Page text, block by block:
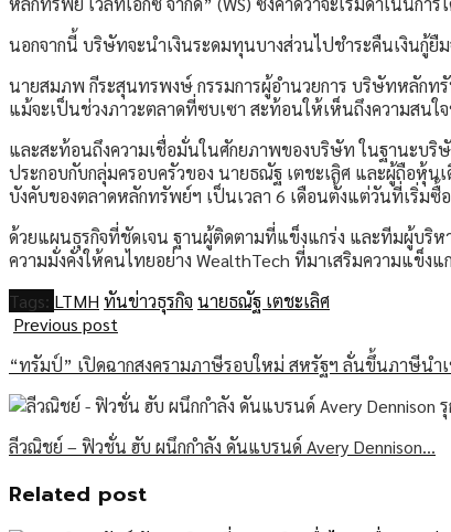
นอกจากนี้ บริษัทจะนำเงินระดมทุนบางส่วนไปชำระคืนเงินกู้
นายสมภพ กีระสุนทรพงษ์ กรรมการผู้อำนวยการ บริษัทหลักท
แม้จะเป็นช่วงภาวะตลาดที่ซบเซา สะท้อนให้เห็นถึงความสน
และสะท้อนถึงความเชื่อมั่นในศักยภาพของบริษัท ในฐานะบ
ประกอบกับกลุ่มครอบครัวของ นายธณัฐ เตชะเลิศ และผู้ถือหุ้น
บังคับของตลาดหลักทรัพย์ฯ เป็นเวลา 6 เดือนตั้งแต่วันที่เริ่ม
ด้วยแผนธุรกิจที่ชัดเจน ฐานผู้ติดตามที่แข็งแกร่ง และทีมผู้บริห
ความมั่งคั่งให้คนไทยอย่าง WealthTech ที่มาเสริมความแข็งแ
Tags: LTMH ทันข่าวธุรกิจ นายธณัฐ เตชะเลิศ
Previous post
“ทรัมป์” เปิดฉากสงครามภาษีรอบใหม่ สหรัฐฯ ลั่นขึ้นภาษีนำเ
ลีวณิชย์ – ฟิวชั่น ฮับ ผนึกกำลัง ดันแบรนด์ Avery Dennison…
Related post